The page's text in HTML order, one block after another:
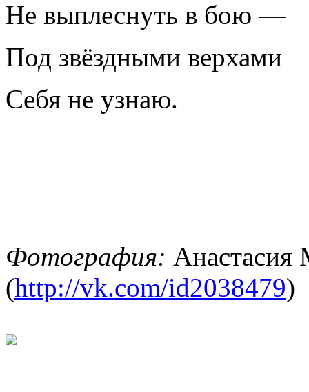
Не выплеснуть в бою —
Под звёздными верхами
Себя не узнаю.
Фотография: Анастасия
(http://vk.com/id2038479)